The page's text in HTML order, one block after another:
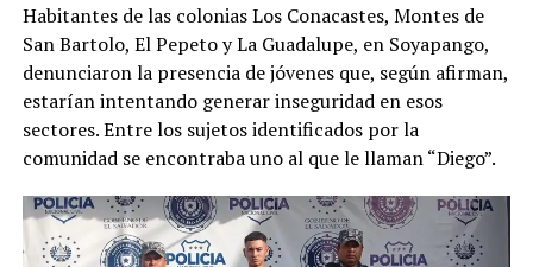
00:00 01:08
Habitantes de las colonias Los Conacastes, Montes de
San Bartolo, El Pepeto y La Guadalupe, en Soyapango,
denunciaron la presencia de jóvenes que, según afirman,
estarían intentando generar inseguridad en esos
sectores. Entre los sujetos identificados por la
comunidad se encontraba uno al que le llaman “Diego”.